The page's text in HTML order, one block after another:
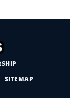
SITEMAP